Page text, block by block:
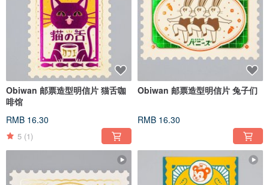
Obiwan 邮票造型明信片 猫舌咖
啡馆
RMB 16.30
5 (1)
Obiwan 邮票造型明信片 兔子们
RMB 16.30